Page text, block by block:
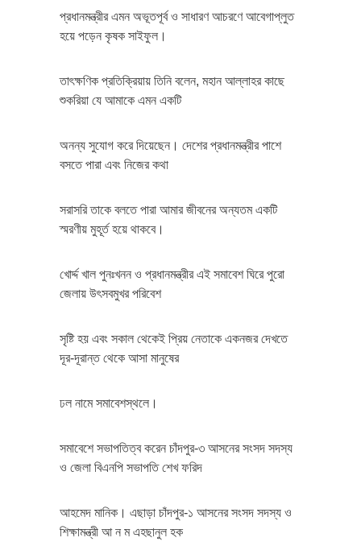
প্রধানমন্ত্রীর এমন অভূতপূর্ব ও সাধারণ আচরণে আবেগাপ্লুত
হয়ে পড়েন কৃষক সাইফুল।
তাৎক্ষণিক প্রতিক্রিয়ায় তিনি বলেন, মহান আল্লাহর কাছে
শুকরিয়া যে আমাকে এমন একটি
অনন্য সুযোগ করে দিয়েছেন। দেশের প্রধানমন্ত্রীর পাশে
বসতে পারা এবং নিজের কথা
সরাসরি তাকে বলতে পারা আমার জীবনের অন্যতম একটি
স্মরণীয় মুহূর্ত হয়ে থাকবে।
খোর্দ্দ খাল পুনঃখনন ও প্রধানমন্ত্রীর এই সমাবেশ ঘিরে পুরো
জেলায় উৎসবমুখর পরিবেশ
সৃষ্টি হয় এবং সকাল থেকেই প্রিয় নেতাকে একনজর দেখতে
দূর-দূরান্ত থেকে আসা মানুষের
ঢল নামে সমাবেশস্থলে।
সমাবেশে সভাপতিত্ব করেন চাঁদপুর-৩ আসনের সংসদ সদস্য
ও জেলা বিএনপি সভাপতি শেখ ফরিদ
আহমেদ মানিক। এছাড়া চাঁদপুর-১ আসনের সংসদ সদস্য ও
শিক্ষামন্ত্রী আ ন ম এহছানুল হক